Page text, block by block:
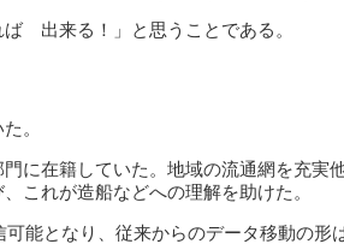
出来る！」と思うことである。
。
に在籍していた。地域の流通網を充実
これが造船などへの理解を助けた。
能となり、従来からのデータ移動の形